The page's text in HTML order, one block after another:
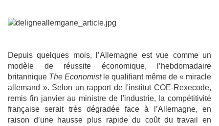
Depuis quelques mois, l’Allemagne est vue comme un
modèle de réussite économique, l’hebdomadaire
britannique The Economistle qualifiant même de « miracle
allemand ». Selon un rapport de l'institut COE-Rexecode,
remis fin janvier au ministre de l'industrie, la compétitivité
française serait très dégradée face à l’Allemagne, en
raison d’une
hausse plus rapide du coût du travail en